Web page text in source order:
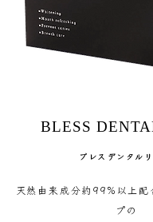
BLESS
ブレスデンタル
天然由来成分約99%以上配
プの